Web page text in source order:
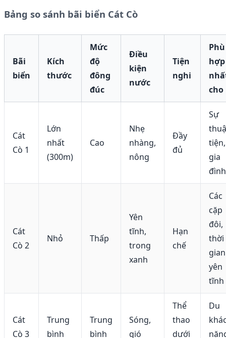
Bảng so sánh bãi biển Cát Cò
Bãi
biển
Kích
thước
Mức
độ
đông
đúc
Điều
kiện
nước
Tiện
nghi
Phù
hợp
cho
Cát
Cò 1
Lớn
nhất
(300m)
Cao
Nhẹ
nhàng,
nông
Đầy
đủ
Sự
tiện,
gia
đình
Cát
Cò 2
Nhỏ Thấp
Yên
tĩnh,
trong
xanh
Hạn
chế
Các
cặp
đôi,
thời
gian
yên
tĩnh
Cát
Cò 3
Trung
bình
Trung
bình
Sóng,
gió
Thể
thao
dưới
Du